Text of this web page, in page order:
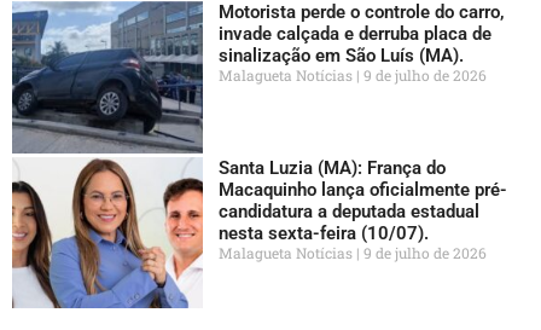
Motorista perde o controle do carro,
invade calçada e derruba placa de
sinalização em São Luís (MA).
Malagueta Notícias 9 de julho de 2026
Santa Luzia (MA): França do
Macaquinho lança oficialmente pré-
candidatura a deputada estadual
nesta sexta-feira (10/07).
Malagueta Notícias 9 de julho de 2026